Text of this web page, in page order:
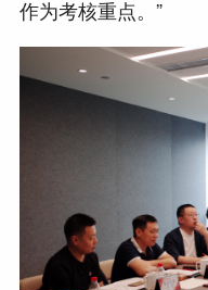
作为考核重点。”